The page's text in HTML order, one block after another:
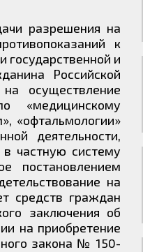
разрешения на
к
и
Российской
осуществление
«медицинскому
«офтальмологии»
деятельности,
частную систему
постановлением
на
средств граждан
заключения об
на приобретение
закона № 150-